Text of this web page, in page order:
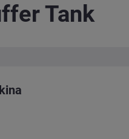
Tank